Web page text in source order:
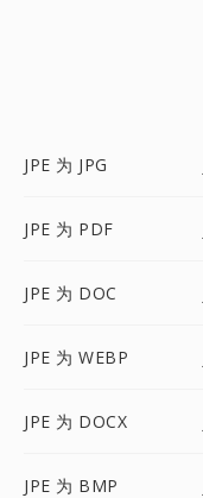
JPE 为 JPG
JPE 为 PDF
JPE 为 DOC
JPE 为 WEBP
JPE 为 DOCX
JPE 为 BMP